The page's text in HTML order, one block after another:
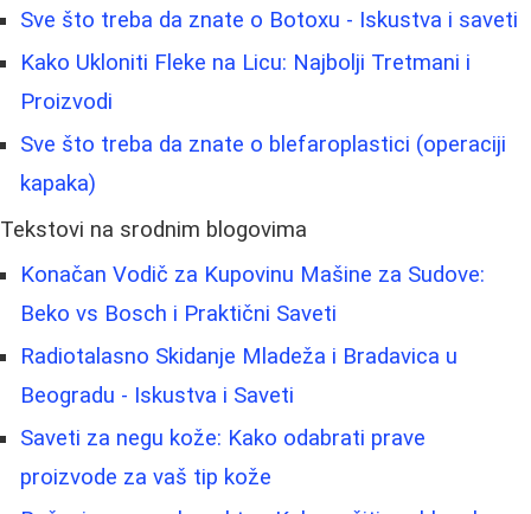
Sve što treba da znate o Botoxu - Iskustva i saveti
Kako Ukloniti Fleke na Licu: Najbolji Tretmani i
Proizvodi
Sve što treba da znate o blefaroplastici (operaciji
kapaka)
Tekstovi na srodnim blogovima
Konačan Vodič za Kupovinu Mašine za Sudove:
Beko vs Bosch i Praktični Saveti
Radiotalasno Skidanje Mladeža i Bradavica u
Beogradu - Iskustva i Saveti
Saveti za negu kože: Kako odabrati prave
proizvode za vaš tip kože